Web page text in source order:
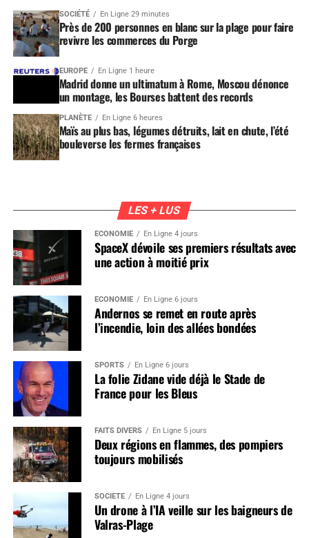
SOCIÉTÉ En Ligne 29 minutes
Près de 200 personnes en blanc sur la plage pour faire
revivre les commerces du Porge
EUROPE En Ligne 1 heure
Madrid donne un ultimatum à Rome, Moscou dénonce
un montage, les Bourses battent des records
PLANÈTE En Ligne 6 heures
Maïs au plus bas, légumes détruits, lait en chute, l’été
bouleverse les fermes françaises
LES + LUS
ÉCONOMIE En Ligne 4 jours
SpaceX dévoile ses premiers résultats avec
une action à moitié prix
ÉCONOMIE En Ligne 6 jours
Andernos se remet en route après
l’incendie, loin des allées bondées
SPORTS En Ligne 6 jours
La folie Zidane vide déjà le Stade de
France pour les Bleus
FAITS DIVERS En Ligne 5 jours
Deux régions en flammes, des pompiers
toujours mobilisés
SOCIÉTÉ En Ligne 4 jours
Un drone à l’IA veille sur les baigneurs de
Valras-Plage